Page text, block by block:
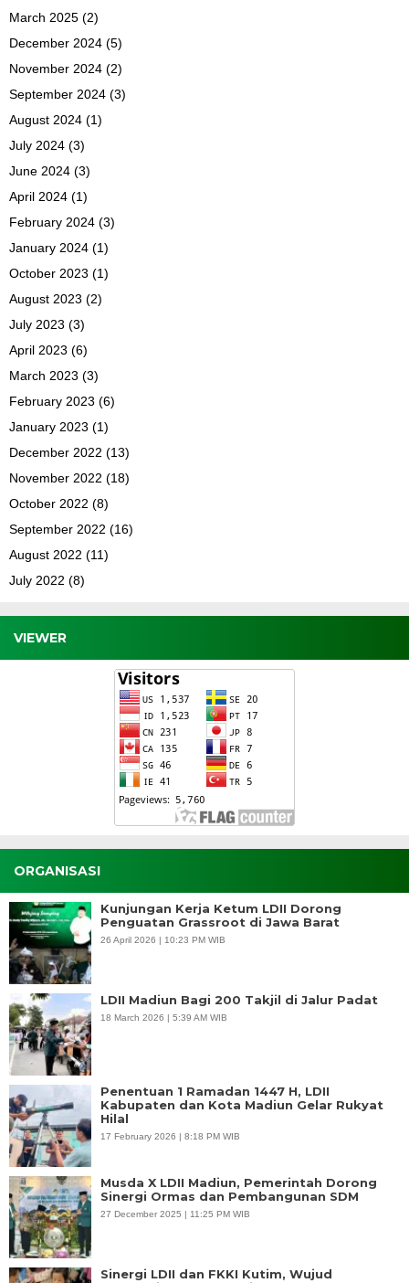
March 2025 (2)
December 2024 (5)
November 2024 (2)
September 2024 (3)
August 2024 (1)
July 2024 (3)
June 2024 (3)
April 2024 (1)
February 2024 (3)
January 2024 (1)
October 2023 (1)
August 2023 (2)
July 2023 (3)
April 2023 (6)
March 2023 (3)
February 2023 (6)
January 2023 (1)
December 2022 (13)
November 2022 (18)
October 2022 (8)
September 2022 (16)
August 2022 (11)
July 2022 (8)
VIEWER
ORGANISASI
Kunjungan Kerja Ketum LDII Dorong
Penguatan Grassroot di Jawa Barat
26 April 2026 | 10:23 PM WIB
LDII Madiun Bagi 200 Takjil di Jalur Padat
18 March 2026 | 5:39 AM WIB
Penentuan 1 Ramadan 1447 H, LDII
Kabupaten dan Kota Madiun Gelar Rukyat
Hilal
17 February 2026 | 8:18 PM WIB
Musda X LDII Madiun, Pemerintah Dorong
Sinergi Ormas dan Pembangunan SDM
27 December 2025 | 11:25 PM WIB
Sinergi LDII dan FKKI Kutim, Wujud